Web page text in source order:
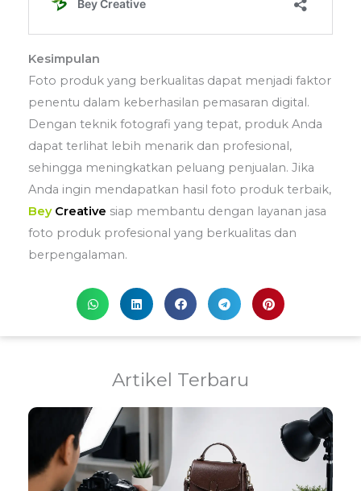
Kesimpulan
Foto produk yang berkualitas dapat menjadi faktor
penentu dalam keberhasilan pemasaran digital.
Dengan teknik fotografi yang tepat, produk Anda
dapat terlihat lebih menarik dan profesional,
sehingga meningkatkan peluang penjualan. Jika
Anda ingin mendapatkan hasil foto produk terbaik,
Bey Creative siap membantu dengan layanan jasa
foto produk profesional yang berkualitas dan
berpengalaman.
Artikel Terbaru